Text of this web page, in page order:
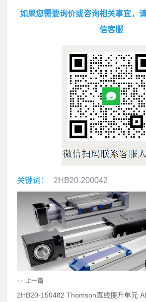
如果您需要询价或咨询相关事宜，
信客服
关键词： 2HB20-200042
<< 上一篇
2HB20-150482 Thomson直线提升单元